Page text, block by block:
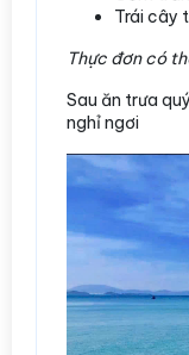
Trái cây
Thực đơn có
Sau ăn trưa
nghỉ ngơi